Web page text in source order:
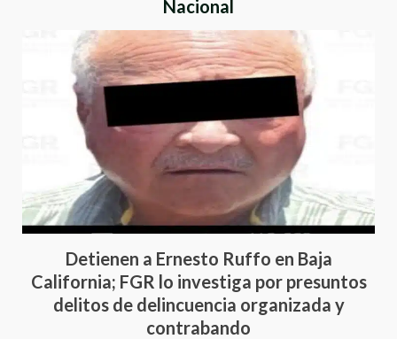
Nacional
Detienen a Ernesto Ruffo en Baja
California; FGR lo investiga por presuntos
delitos de delincuencia organizada y
contrabando